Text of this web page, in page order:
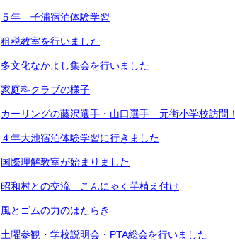
５年 子浦宿泊体験学習
租税教室を行いました
多文化なかよし集会を行いました
家庭科クラブの様子
カーリングの藤沢選手・山口選手 元街小学校訪問！
４年大池宿泊体験学習に行きました
国際理解教室が始まりました
昭和村との交流 こんにゃく芋植え付け
風とゴムの力のはたらき
土曜参観・学校説明会・PTA総会を行いました